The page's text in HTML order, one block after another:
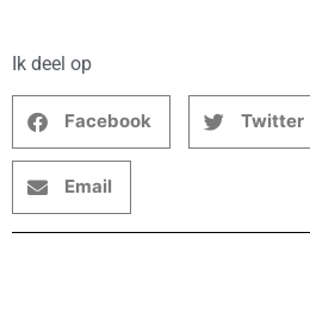
Ik deel op
Facebook Twitter
Email